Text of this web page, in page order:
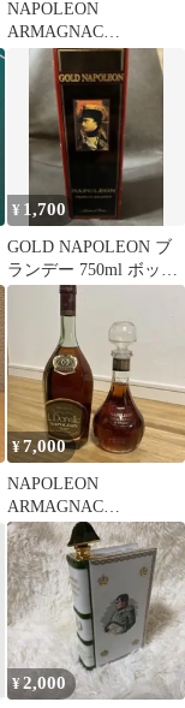
NAPOLEON
ARMAGNAC
DUPETSON 陶器ボトル
¥ 1,700
GOLD NAPOLEON ブ
ランデー 750ml ボック
ス付き
¥7,000
NAPOLEON
ARMAGNAC
BERNARD 古酒 2本セ
ット
¥2,000